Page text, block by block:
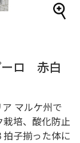
ーロ 赤白
マルケ州で
培、酸化防止
子揃った体に